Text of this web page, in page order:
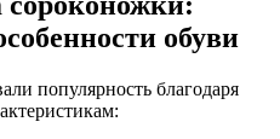
обуви
популярность благодаря